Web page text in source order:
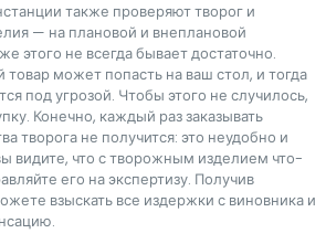
также проверяют творог и
— на плановой и внеплановой
этого не всегда бывает достаточно.
товар может попасть на ваш стол, и тогда
под угрозой. Чтобы этого не случилось,
Конечно, каждый раз заказывать
творога не получится: это неудобно и
видите, что с творожным изделием что-
его на экспертизу. Получив
взыскать все издержки с виновника и